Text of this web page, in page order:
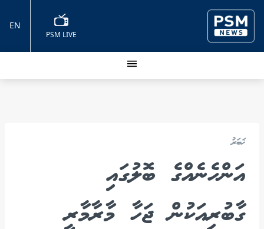
PSM LIVE
EN
ޚަބަރު
އަންހެނެއްގެ ބޮލުގައި
ގާބުރިއަކުން ޖަހާ މާރާމާރީ